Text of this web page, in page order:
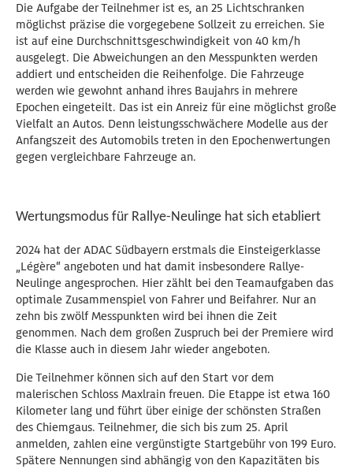
Die Aufgabe der Teilnehmer ist es, an 25 Lichtschranken
möglichst präzise die vorgegebene Sollzeit zu erreichen. Sie
ist auf eine Durchschnittsgeschwindigkeit von 40 km/h
ausgelegt. Die Abweichungen an den Messpunkten werden
addiert und entscheiden die Reihenfolge. Die Fahrzeuge
werden wie gewohnt anhand ihres Baujahrs in mehrere
Epochen eingeteilt. Das ist ein Anreiz für eine möglichst große
Vielfalt an Autos. Denn leistungsschwächere Modelle aus der
Anfangszeit des Automobils treten in den Epochenwertungen
gegen vergleichbare Fahrzeuge an.
Wertungsmodus für Rallye-Neulinge hat sich etabliert
2024 hat der ADAC Südbayern erstmals die Einsteigerklasse
„Légère“ angeboten und hat damit insbesondere Rallye-
Neulinge angesprochen. Hier zählt bei den Teamaufgaben das
optimale Zusammenspiel von Fahrer und Beifahrer. Nur an
zehn bis zwölf Messpunkten wird bei ihnen die Zeit
genommen. Nach dem großen Zuspruch bei der Premiere wird
die Klasse auch in diesem Jahr wieder angeboten.
Die Teilnehmer können sich auf den Start vor dem
malerischen Schloss Maxlrain freuen. Die Etappe ist etwa 160
Kilometer lang und führt über einige der schönsten Straßen
des Chiemgaus. Teilnehmer, die sich bis zum 25. April
anmelden, zahlen eine vergünstigte Startgebühr von 199 Euro.
Spätere Nennungen sind abhängig von den Kapazitäten bis